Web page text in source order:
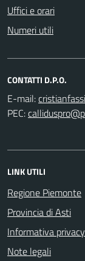
Uffici e orari
Numeri utili
CONTATTI D.P.O.
E-mail:
PEC:
LINK UTILI
Regione Piemonte
Provincia di Asti
Informativa privacy
Note legali